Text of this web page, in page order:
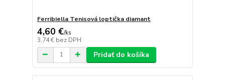
Ferribiella Tenisová loptička diamant
4,60 €/ks
3,74 € bez DPH
Pridať do košíka